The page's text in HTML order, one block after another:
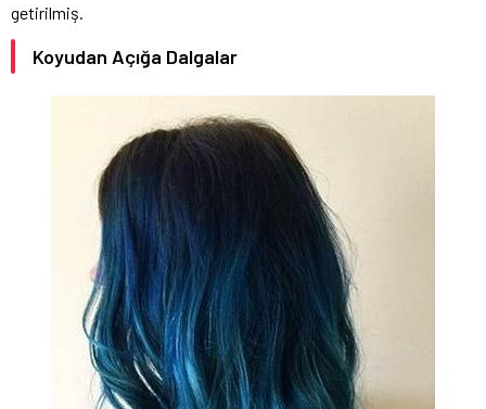
getirilmiş.
Koyudan Açığa Dalgalar